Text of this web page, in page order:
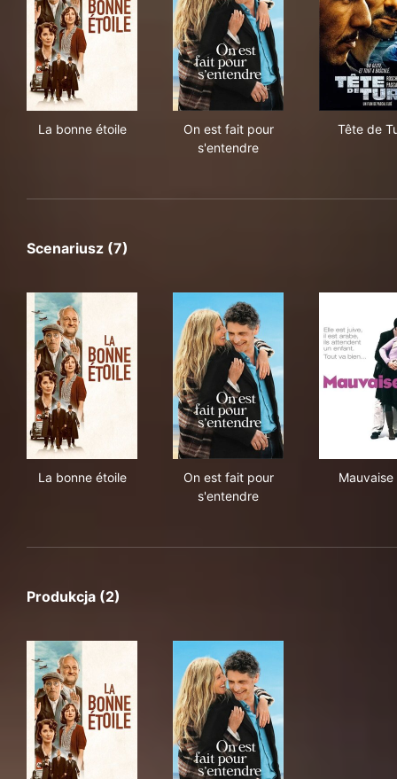
La bonne étoile
On est fait pour
s'entendre
Tête de
Scenariusz (7)
La bonne étoile
On est fait pour
s'entendre
Mauvaise
Produkcja (2)